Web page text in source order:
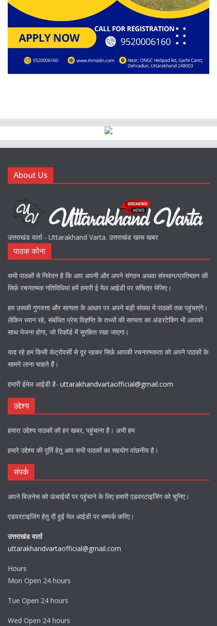
About Us
उत्तराखंड वार्ता - Uttarakhand Varta. उत्तराखंड खास खबर
पाठक कोना
सभी पाठकों से निवेदन है कि आप अपनी और अपने संगठन अथवा संस्थान/प्रतिष्ठान की
सिर्फ़ रचनात्मक गतिविधियां हमें हमारी ई मेल आईडी पर सचित्र भेजिए।
हम उसकी गुणवत्ता और सत्यता के आधार पर अपने बड़ी संख्या में पाठकों तक पहुंचाएंगे।
लेकिन ध्यान रहे, संबंधित प्रेस विज्ञप्ति के तथ्यों की सत्यता का अंडरटेकिंग भी आपको
साथ भेजना होगा, जो रिकॉर्ड में सुरक्षित रखा जाएगा।
याद रहे हम किसी कंट्रोवर्सी से दूर रहकर सिर्फ़ आपकी रचनात्मकता को अपने पाठकों के
सामने लाना चाहते हैं।
हमारी ईमेल आईडी है- uttarakhandvartaofficial@gmail.com
उद्देश्य
हमारा उद्देश्य पाठकों को हर खबर, पहुंचाना है। अभी हम
हमारे उद्देश्य की पूर्ति हेतु आप सभी पाठकों का सहयोग वांछनीय है।
संपर्क
अपने बिज़नेस को ऊंचाईयों पर पहुंचाने के लिए हमारी एडवरटाइजिंग को चुनिए।
एडवरटाइजिंग हेतु दी हुई मेल आईडी पर सम्पर्क करिए।
उत्तराखंड वार्ता
uttarakhandvartaofficial@gmail.com
Hours
Mon Open 24 hours
Tue Open 24 hours
Wed Open 24 hours